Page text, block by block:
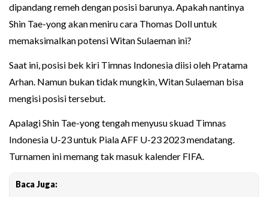
dipandang remeh dengan posisi barunya. Apakah nantinya
Shin Tae-yong akan meniru cara Thomas Doll untuk
memaksimalkan potensi Witan Sulaeman ini?
Saat ini, posisi bek kiri Timnas Indonesia diisi oleh Pratama
Arhan. Namun bukan tidak mungkin, Witan Sulaeman bisa
mengisi posisi tersebut.
Apalagi Shin Tae-yong tengah menyusu skuad Timnas
Indonesia U-23 untuk Piala AFF U-23 2023 mendatang.
Turnamen ini memang tak masuk kalender FIFA.
Baca Juga: